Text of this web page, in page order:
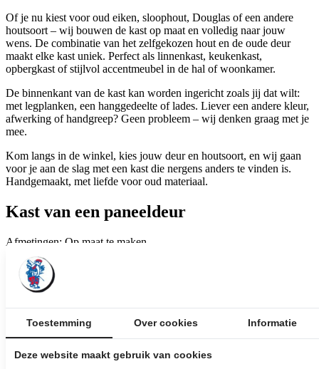
Of je nu kiest voor oud eiken, sloophout, Douglas of een andere
houtsoort – wij bouwen de kast op maat en volledig naar jouw
wens. De combinatie van het zelfgekozen hout en de oude deur
maakt elke kast uniek. Perfect als linnenkast, keukenkast,
opbergkast of stijlvol accentmeubel in de hal of woonkamer.
De binnenkant van de kast kan worden ingericht zoals jij dat wilt:
met legplanken, een hanggedeelte of lades. Liever een andere kleur,
afwerking of handgreep? Geen probleem – wij denken graag met je
mee.
Kom langs in de winkel, kies jouw deur en houtsoort, en wij gaan
voor je aan de slag met een kast die nergens anders te vinden is.
Handgemaakt, met liefde voor oud materiaal.
Kast van een paneeldeur
Afmetingen: Op maat te maken
Bekijk de afbeeldingen
Vanaf € 285,-
inclusief BTW
Stel hier je vraag over dit product:
Toestemming Over cookies Informatie
Deze website maakt gebruik van cookies